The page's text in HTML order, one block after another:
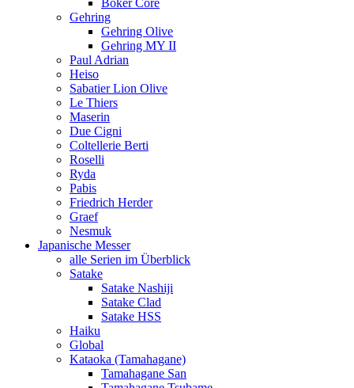
Böker Core
Gehring
Gehring Olive
Gehring MY II
Paul Adrian
Heiso
Sabatier Lion Olive
Le Thiers
Maserin
Due Cigni
Coltellerie Berti
Roselli
Ryda
Pabis
Friedrich Herder
Graef
Nesmuk
Japanische Messer
alle Serien im Überblick
Satake
Satake Nashiji
Satake Clad
Satake HSS
Haiku
Global
Kataoka (Tamahagane)
Tamahagane San